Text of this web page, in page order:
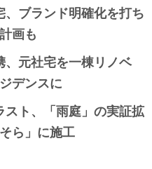
ブランド明確化を打ち
画も
、元社宅を一棟リノベ
デンスに
ト、「雨庭」の実証拡
ら」に施工